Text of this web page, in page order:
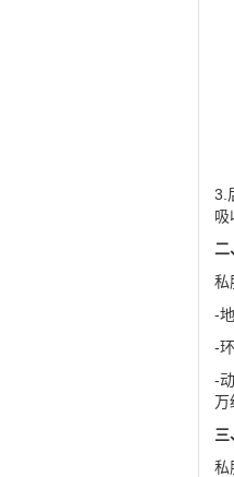
3.
吸
二
私
-
-
-
万
三
私